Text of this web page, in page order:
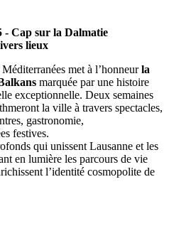
- Cap sur la Dalmatie
lieux
met à l’honneurla
marquée par une histoire
exceptionnelle. Deux semaines
la ville à travers spectacles,
gastronomie,
festives.
qui unissent Lausanne et les
en lumière les parcours de vie
l’identité cosmopolite de